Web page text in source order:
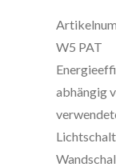
W5 PAT
abhängig